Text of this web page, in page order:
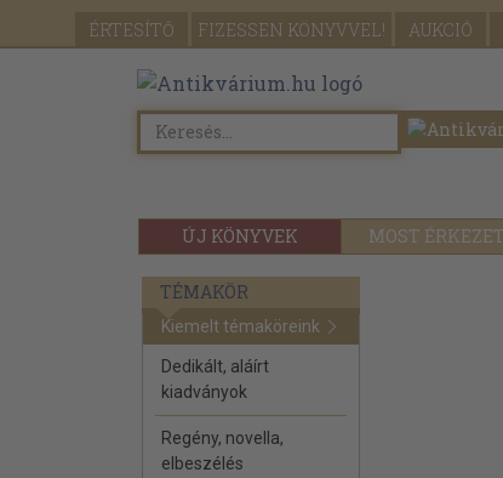
ÉRTESÍTŐ FIZESSEN KÖNYVVEL! AUKCIÓ
ÚJ KÖNYVEK MOST
TÉMAKÖR
Kiemelt témaköreink
Dedikált, aláírt
kiadványok
Regény, novella,
elbeszélés